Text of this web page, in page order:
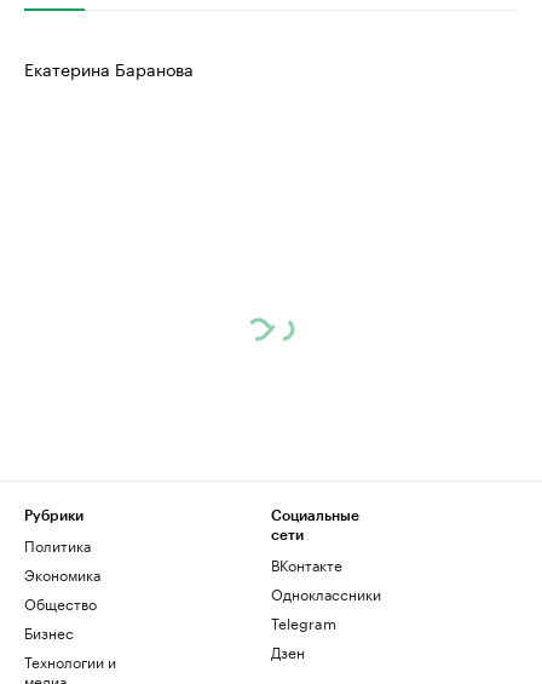
Екатерина Баранова
Рубрики
Политика
Экономика
Общество
Бизнес
Технологии и
Социальные
сети
ВКонтакте
Одноклассники
Telegram
Дзен